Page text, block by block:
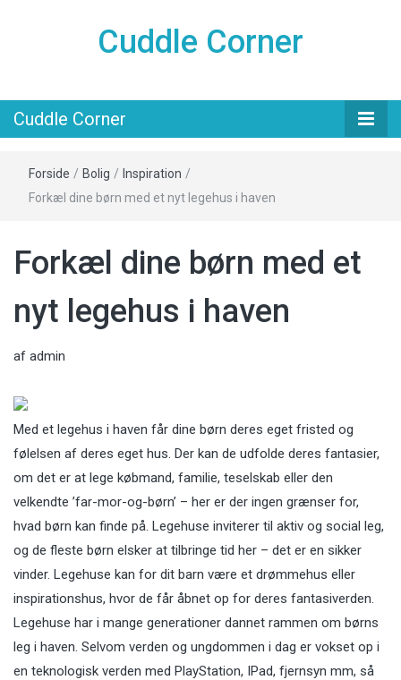
Cuddle Corner
Cuddle Corner
Forside / Bolig / Inspiration /
Forkæl dine børn med et nyt legehus i haven
Forkæl dine børn med et
nyt legehus i haven
af admin
Med et legehus i haven får dine børn deres eget fristed og
følelsen af deres eget hus. Der kan de udfolde deres fantasier,
om det er at lege købmand, familie, teselskab eller den
velkendte ’far-mor-og-børn’ – her er der ingen grænser for,
hvad børn kan finde på. Legehuse inviterer til aktiv og social leg,
og de fleste børn elsker at tilbringe tid her – det er en sikker
vinder. Legehuse kan for dit barn være et drømmehus eller
inspirationshus, hvor de får åbnet op for deres fantasiverden.
Legehuse har i mange generationer dannet rammen om børns
leg i haven. Selvom verden og ungdommen i dag er vokset op i
en teknologisk verden med PlayStation, IPad, fjernsyn mm, så